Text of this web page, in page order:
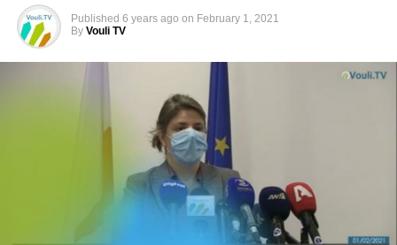
Published 6 years ago on February 1, 2021
By Vouli TV